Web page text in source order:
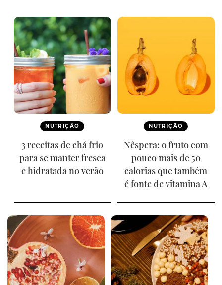
NUTRIÇÃO
3 receitas de chá frio
para se manter fresca
e hidratada no verão
NUTRIÇÃO
Nêspera: o fruto com
pouco mais de 50
calorias que também
é fonte de vitamina A